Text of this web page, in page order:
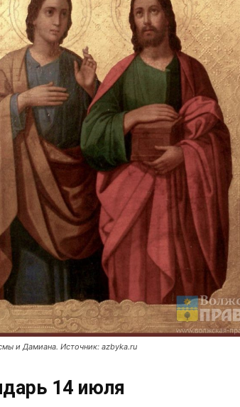
и Дамиана. Источник: azbyka.ru
14 июля